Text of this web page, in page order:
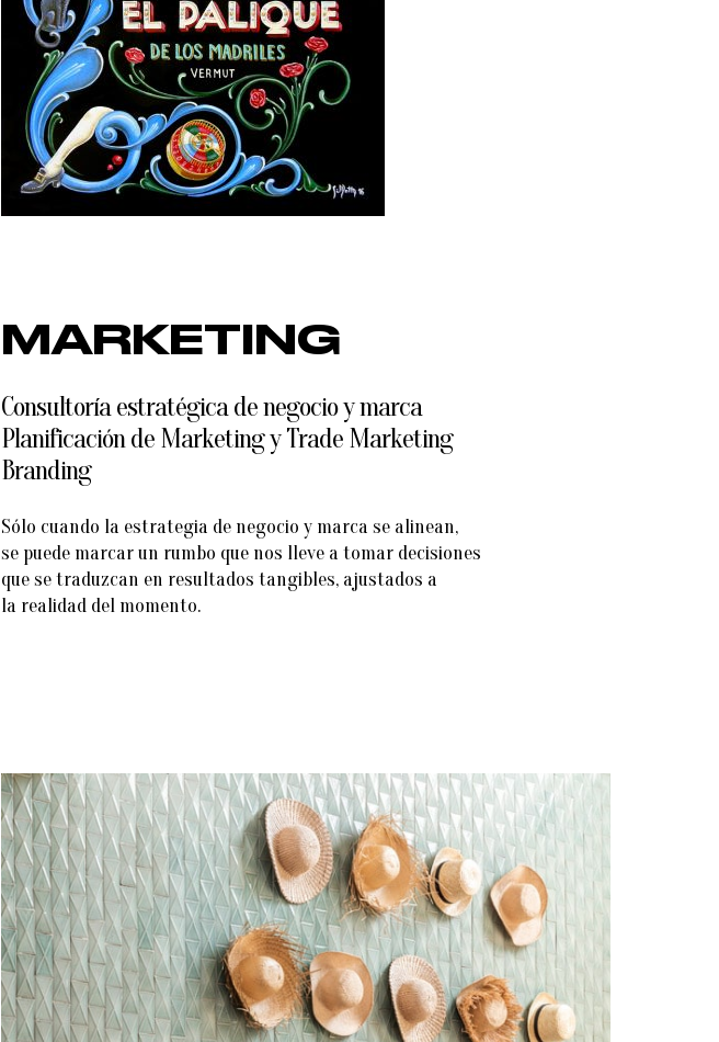
MARKETING
Consultoría estratégica de negocio y marca
Planificación de Marketing y Trade Marketing
Branding
Sólo cuando la estrategia de negocio y marca se alinean,
se puede marcar un rumbo que nos lleve a tomar decisiones
que se traduzcan en resultados tangibles, ajustados a
la realidad del momento.